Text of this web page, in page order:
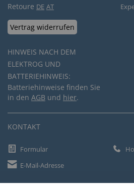
Retoure DE AT
Vertrag widerrufen
HINWEIS NACH DEM
ELEKTROG UND
BATTERIEHINWEIS:
Batteriehinweise finden Sie
in den AGB und hier.
KONTAKT
Formular
E-Mail-Adresse